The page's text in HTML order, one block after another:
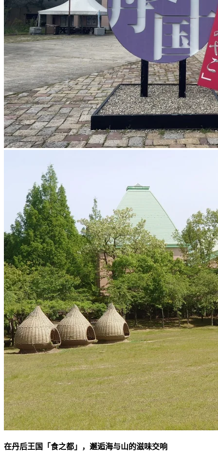
在丹后王国「食之都」，邂逅海与山的滋味交响